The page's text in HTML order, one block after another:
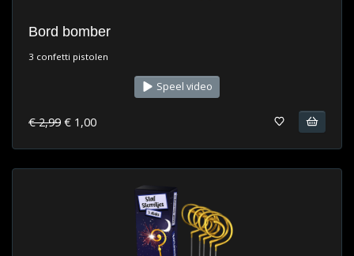
Bord bomber
3 confetti pistolen
Speel video
€ 2,99 € 1,00